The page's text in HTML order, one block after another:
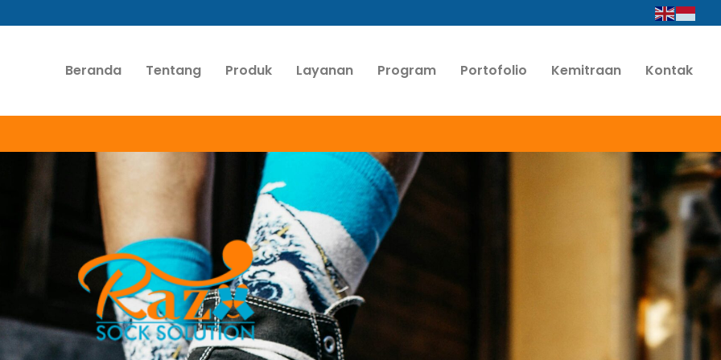
Beranda
Tentang Produk Layanan Program Portofolio Kemitraan Kontak